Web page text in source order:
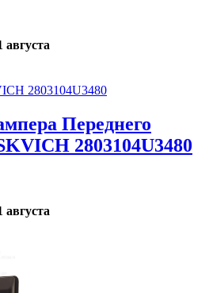
августа
Переднего
2803104U3480
августа